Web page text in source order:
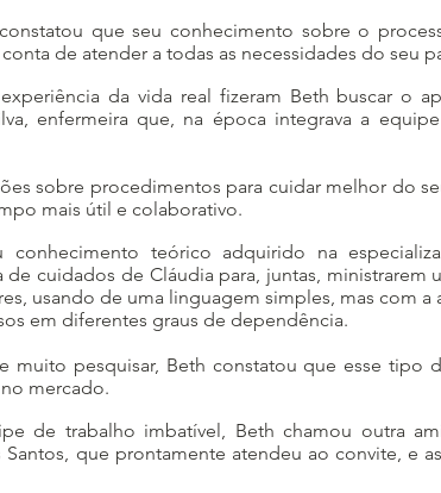
que seu conhecimento sobre o
de atender a todas as necessidades do seu
da vida real fizeram Beth buscar o
enfermeira que, na época integrava a
sobre procedimentos para cuidar melhor do
mais útil e colaborativo.
conhecimento teórico adquirido na
de cuidados de Cláudia para, juntas,
usando de uma linguagem simples, mas com
em diferentes graus de dependência.
muito pesquisar, Beth constatou que esse tipo
mercado.
de trabalho imbatível, Beth chamou outra
Santos, que prontamente atendeu ao convite, e